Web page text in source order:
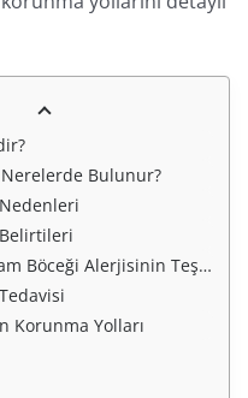
Bulunur?
Böceği Alerjisinin Teşhisi
Korunma Yolları